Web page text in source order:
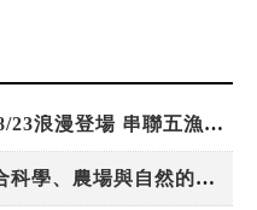
「東北角外澳月夜」8/22-8/23浪漫登場 串聯五漁村、音樂、市集、火舞與慢旅共度夏夜
嘉義鹿草夏日探索趣！結合科學、農場與自然的親子小旅行